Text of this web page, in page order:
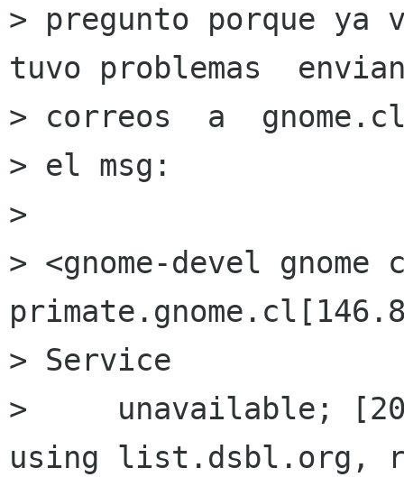
> pregunto porque ya
tuvo problemas
> correos  a
> el msg:
>
> <gnome-devel
> Service
>     unavailable;
using list.dsbl.org,